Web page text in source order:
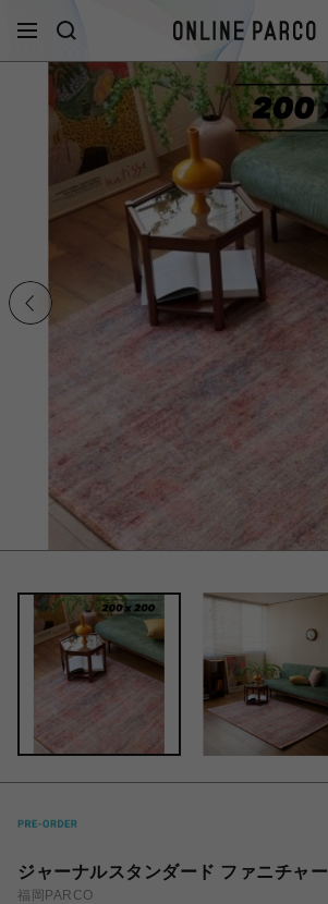
ジャーナルスタンダード ファニチャー
福岡PARCO